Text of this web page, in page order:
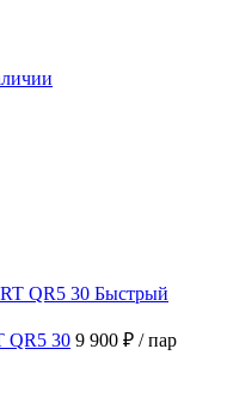
Быстрый
QR5 30 9 900 ₽ / пар